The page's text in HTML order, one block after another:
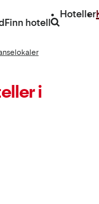
Finn hotell
Hoteller
i